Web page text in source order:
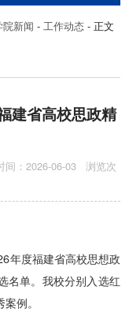
院新闻 - 工作动态- 正文
建省高校思政精
：2026-06-03 浏览次
年度福建省高校思想政
名单。我校分别入选红
例。